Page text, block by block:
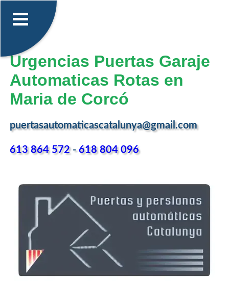
Urgencias Puertas Garaje
Automaticas Rotas en
Maria de Corcó
puertasautomaticascatalunya@gmail.com
613 864 572-618 804 096